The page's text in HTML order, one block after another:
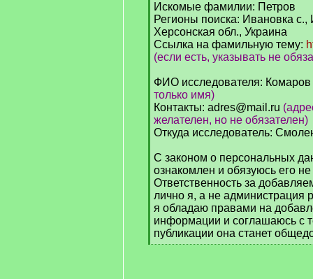
Искомые фамилии: Петров
Регионы поиска: Ивановка с.,
Херсонская обл., Украина
Ссылка на фамильную тему:
(если есть, указывать не
ФИО исследователя:
только имя)
Контакты: adres@mail.ru
желателен, но не обязателен)
Откуда исследователь:
С законом о персональных
ознакомлен и обязуюсь его
Ответственность за
лично я, а не администрация
я обладаю правами на
информации и соглашаюсь с
публикации она станет
[